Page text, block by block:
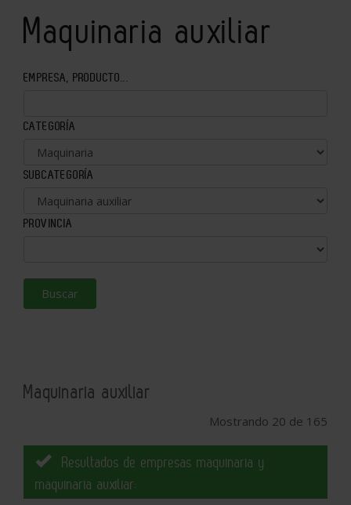
Maquinaria auxiliar
EMPRESA, PRODUCTO...
CATEGORÍA
SUBCATEGORÍA
PROVINCIA
Buscar
Maquinaria auxiliar
Mostrando 20 de 165
Resultados de empresas maquinaria y
maquinaria auxiliar: